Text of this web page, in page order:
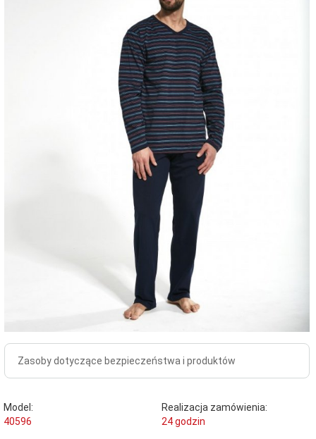
Zasoby dotyczące bezpieczeństwa i produktów
Model:
40596
Realizacja zamówienia:
24 godzin